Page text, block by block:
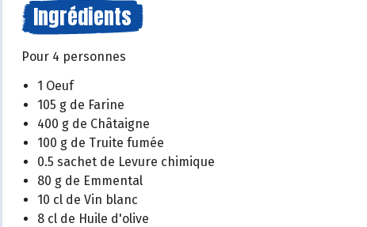
Ingrédients
Pour 4 personnes
1 Oeuf
105 g de Farine
400 g de Châtaigne
100 g de Truite fumée
0.5 sachet de Levure chimique
80 g de Emmental
10 cl de Vin blanc
8 cl de Huile d'olive